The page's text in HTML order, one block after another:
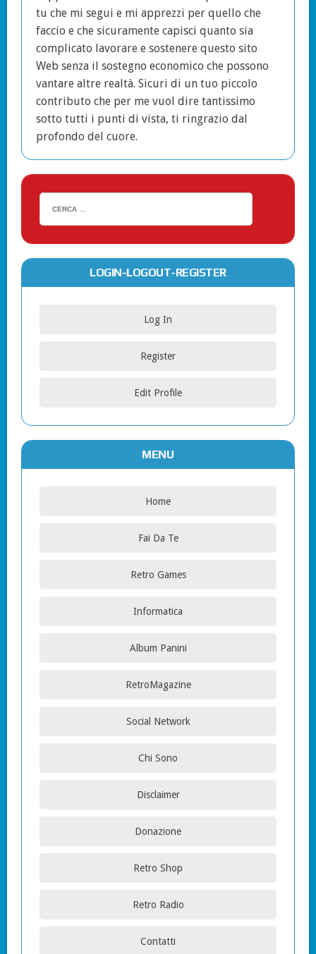
tu che mi segui e mi apprezzi per quello che
faccio e che sicuramente capisci quanto sia
complicato lavorare e sostenere questo sito
Web senza il sostegno economico che possono
vantare altre realtà. Sicuri di un tuo piccolo
contributo che per me vuol dire tantissimo
sotto tutti i punti di vista, ti ringrazio dal
profondo del cuore.
LOGIN-LOGOUT-REGISTER
Log In
Register
Edit Profile
MENU
Home
Fai Da Te
Retro Games
Informatica
Album Panini
RetroMagazine
Social Network
Chi Sono
Disclaimer
Donazione
Retro Shop
Retro Radio
Contatti